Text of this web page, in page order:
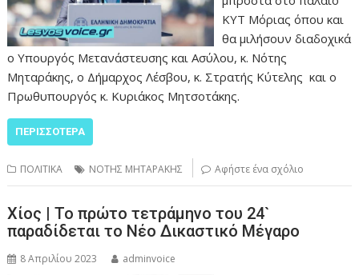
ΚΥΤ Μόριας όπου και
θα μιλήσουν διαδοχικά
ο Υπουργός Μετανάστευσης και Ασύλου, κ. Νότης
Μηταράκης, ο Δήμαρχος Λέσβου, κ. Στρατής Κύτελης και ο
Πρωθυπουργός κ. Κυριάκος Μητσοτάκης.
ΠΕΡΙΣΣΌΤΕΡΑ
ΠΟΛΙΤΙΚΑ ΝΟΤΗΣ ΜΗΤΑΡΑΚΗΣ Αφήστε ένα σχόλιο
Χίος | Το πρώτο τετράμηνο του 24`
παραδίδεται το Νέο Δικαστικό Μέγαρο
8 Απριλίου 2023 adminvoice